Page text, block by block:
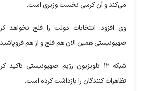
می‌کند و آن کرسی نخست وزیری است.
وی افزود: انتخابات دولت را فلج نخواهد
صهیونیستی همین الان هم فلج و از هم
شبکه ۱۲ تلویزیون رژیم صهیونیستی
تظاهرات کنندگان را بازداشت کرده است.